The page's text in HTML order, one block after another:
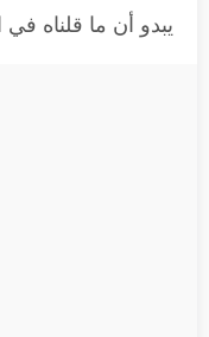
يبدو أن ما قلناه